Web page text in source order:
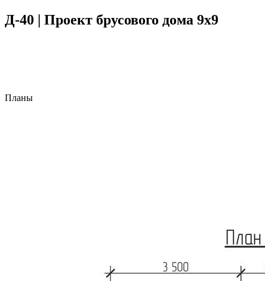
Д-40 | Проект брусового дома 9х9
Планы